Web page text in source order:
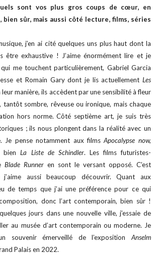
sont vos plus gros coups de cœur, en
bien sûr, mais aussi côté lecture, films, séries
j’en ai cité quelques uns plus haut dont la
être exhaustive ! J’aime énormément lire et je
me touchent particulièrement, Gabriel Garcia
et Romain Gary dont je lis actuellement Les
leur manière, ils accèdent par une sensibilité à fleur
tantôt sombre, rêveuse ou ironique, mais chaque
hors norme.Côté septième art, je suis très
; ils nous plongent dans la réalité avec un
Je pense notamment aux films Apocalypse now,
bienLa Liste de Schindler. Les films futuristes-
Blade Runneren sont le versant opposé. C’est
aussi beaucoup découvrir. Quant aux
de temps que j’ai une préférence pour ce qui
donc l’art contemporain, bien sûr !
jours dans une nouvelle ville, j’essaie de
au musée d’art contemporain ou moderne. Je
souvenir émerveillé de l’expositionAnselm
Palais en 2022.